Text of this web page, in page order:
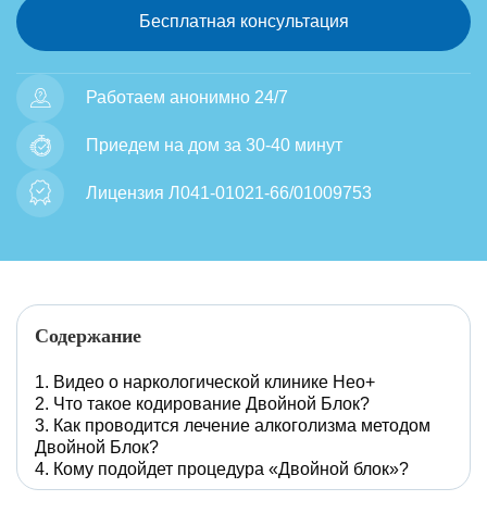
Бесплатная консультация
Работаем анонимно 24/7
Приедем на дом за 30-40 минут
Лицензия Л041-01021-66/01009753
Содержание
Видео о наркологической клинике Нео+
Что такое кодирование Двойной Блок?
Как проводится лечение алкоголизма методом
Двойной Блок?
Кому подойдет процедура «Двойной блок»?